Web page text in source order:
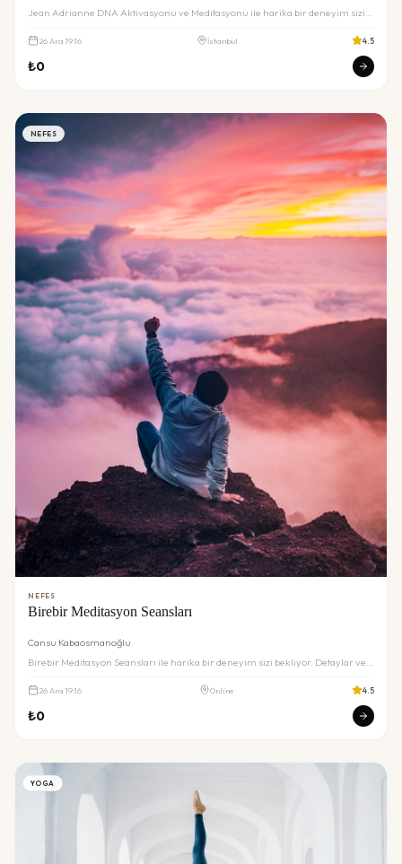
Jean Adrianne DNA Aktivasyonu ve Meditasyonu ile harika bir deneyim sizi
26 Ara 19:16 İstanbul 4.5
₺0
NEFES
NEFES
Birebir Meditasyon Seansları
Cansu Kabaosmanoğlu
Birebir Meditasyon Seansları ile harika bir deneyim sizi bekliyor. Detaylar ve
26 Ara 19:16 Online 4.5
₺0
YOGA